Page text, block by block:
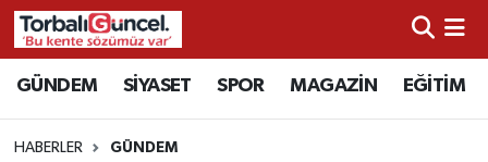
GÜNDEM SİYASET SPOR MAGAZİN EĞİTİM
HABERLER GÜNDEM
İzmir Nöbetçi Eczaneler
İzmir Hava Durumu